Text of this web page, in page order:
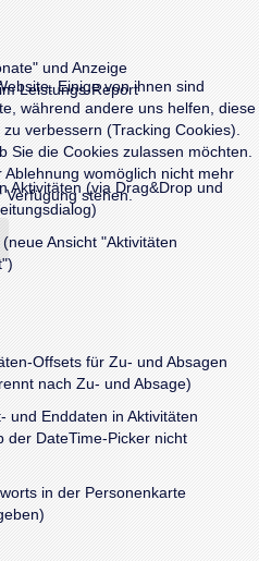
und Anzeige
Leistungs-Report
Aktivitäten (via Drag&Drop und
Ansicht "Aktivitäten
Offsets für Zu- und Absagen
nach Zu- und Absage)
und Enddaten in Aktivitäten
der DateTime-Picker nicht
in der Personenkarte
Einige von ihnen sind
während andere uns helfen, diese
verbessern (Tracking Cookies).
Sie die Cookies zulassen möchten.
womöglich nicht mehr
Verfügung stehen.